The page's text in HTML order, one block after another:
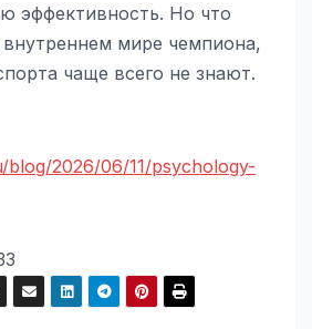
эффективность. Но что
мире чемпиона,
чаще всего не знают.
blog/2026/06/11/psychology-